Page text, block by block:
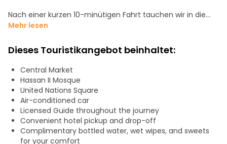
Nach einer kurzen 10-minütigen Fahrt tauchen wir in die
malerische Schönheit der Corniche Ain Diab ein. Wir
vorbei, wo der Charme der Vergangenheit auf die
Gegenwart trifft.
Eine 15-minütige Fahrt bringt uns zur kulturellen Kreuzung
der Plätze Mohamed V und United Nation. Von dort aus
unternehmen wir einen gemütlichen Spaziergang, bei dem
wir die Art-déco-Architektur entdecken und den lebhaften
Zentralmarkt erkunden.
Nach einer 20-minütigen Fahrt erreichen wir das
Mehr lesen
Dieses Touristikangebot beinhaltet:
Central Market
Hassan II Mosque
United Nations Square
Air-conditioned car
Licensed Guide throughout the journey
Convenient hotel pickup and drop-off
Complimentary bottled water, wet wipes, and sweets
for your comfort